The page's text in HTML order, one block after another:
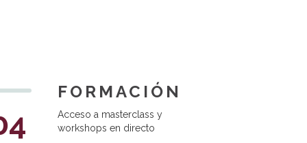
FORMACIÓN
Acceso a masterclass y
workshops en directo